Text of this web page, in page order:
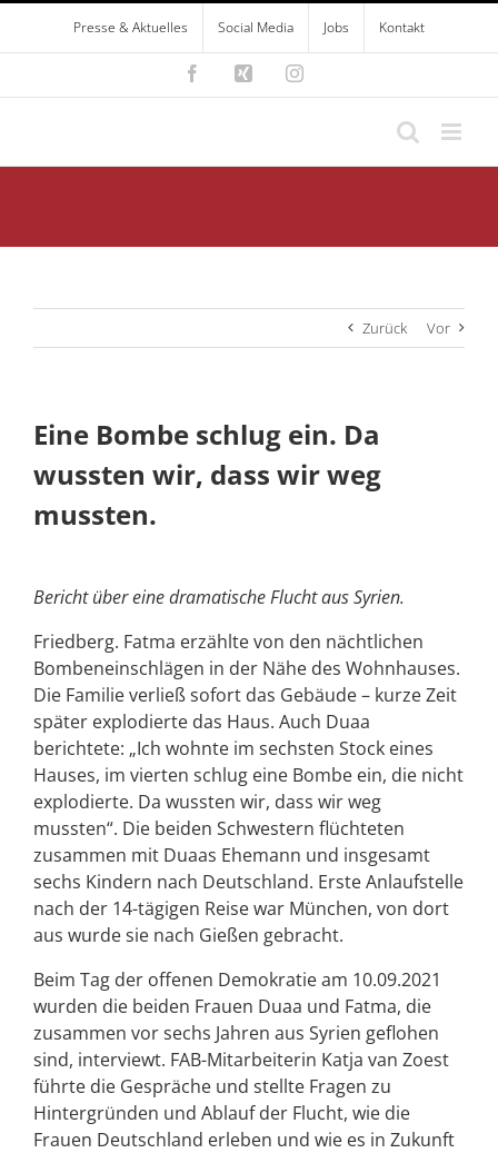
Zum
springen
Presse & Aktuelles Social Media Jobs Kontakt
FacebookXing Instagram
Zurück Vor
Eine Bombe schlug ein. Da
wussten wir, dass wir weg
mussten.
Bericht über eine dramatische Flucht aus Syrien.
Friedberg. Fatma erzählte von den nächtlichen
Bombeneinschlägen in der Nähe des Wohnhauses.
Die Familie verließ sofort das Gebäude – kurze Zeit
später explodierte das Haus. Auch Duaa
berichtete: „Ich wohnte im sechsten Stock eines
Hauses, im vierten schlug eine Bombe ein, die nicht
explodierte. Da wussten wir, dass wir weg
mussten“. Die beiden Schwestern flüchteten
zusammen mit Duaas Ehemann und insgesamt
sechs Kindern nach Deutschland. Erste Anlaufstelle
nach der 14-tägigen Reise war München, von dort
aus wurde sie nach Gießen gebracht.
Beim Tag der offenen Demokratie am 10.09.2021
wurden die beiden Frauen Duaa und Fatma, die
zusammen vor sechs Jahren aus Syrien geflohen
sind, interviewt. FAB-Mitarbeiterin Katja van Zoest
führte die Gespräche und stellte Fragen zu
Hintergründen und Ablauf der Flucht, wie die
Frauen Deutschland erleben und wie es in Zukunft